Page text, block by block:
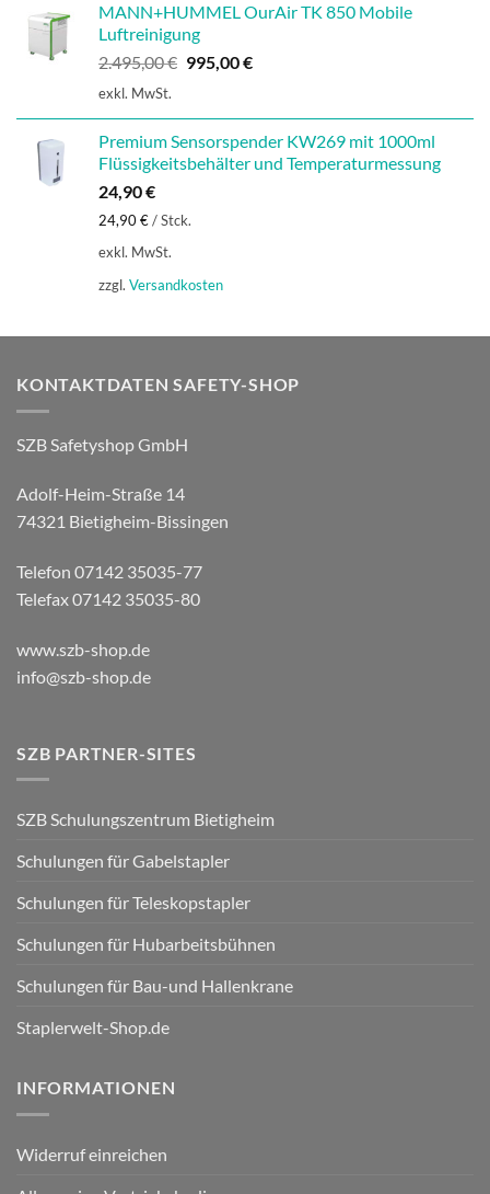
MANN+HUMMEL OurAir TK 850 Mobile
Luftreinigung
2.495,00€ Ursprünglicher
995,00€Aktueller
exkl. MwSt.
Premium Sensorspender KW269 mit 1000ml
Flüssigkeitsbehälter und Temperaturmessung
24,90€
24,90€/Stck.
exkl. MwSt.
zzgl. Versandkosten
KONTAKTDATEN SAFETY-SHOP
SZB Safetyshop GmbH
Adolf-Heim-Straße 14
74321 Bietigheim-Bissingen
Telefon 07142 35035-77
Telefax 07142 35035-80
www.szb-shop.de
info@szb-shop.de
SZB PARTNER-SITES
SZB Schulungszentrum Bietigheim
Schulungen für Gabelstapler
Schulungen für Teleskopstapler
Schulungen für Hubarbeitsbühnen
Schulungen für Bau-und Hallenkrane
Staplerwelt-Shop.de
INFORMATIONEN
Widerruf einreichen